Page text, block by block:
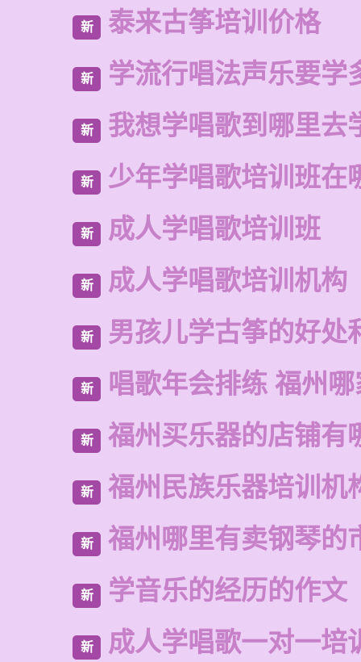
新 泰来古筝培训价格
新 学流行唱法声乐要学
新 我想学唱歌到哪里去
新 少年学唱歌培训班在
新 成人学唱歌培训班
新 成人学唱歌培训机构
新 男孩儿学古筝的好处
新 唱歌年会排练 福州
新 福州买乐器的店铺有
新 福州民族乐器培训机
新 福州哪里有卖钢琴的
新 学音乐的经历的作文
新 成人学唱歌一对一培